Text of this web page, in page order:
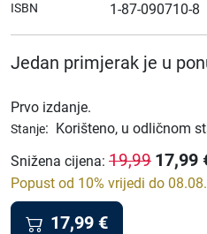
ISBN 1-87-090710-8
Jedan primjerak je u
Prvo izdanje.
Stanje: Korišteno, u odličnom
Snižena cijena: 19,99 17,99
Popust od 10% vrijedi do
17,99 €